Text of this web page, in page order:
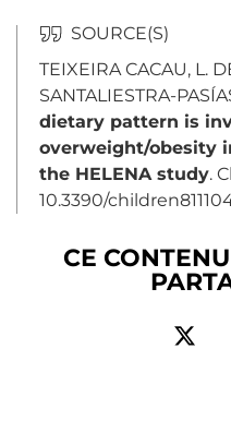
TEIXEIRA CACAU, L.
SANTALIESTRA-
dietary pattern is
overweight/obesity
the HELENA study.
10.3390/
CE